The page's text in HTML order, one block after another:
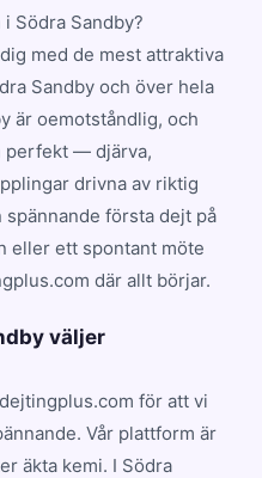
Södra Sandby?
med de mest attraktiva
Sandby och över hela
är oemotståndlig, och
perfekt — djärva,
drivna av riktig
spännande första dejt på
eller ett spontant möte
där allt börjar.
väljer
för att vi
Vår plattform är
äkta kemi. I Södra